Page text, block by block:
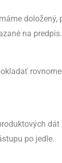
na predpis.
po jedle.